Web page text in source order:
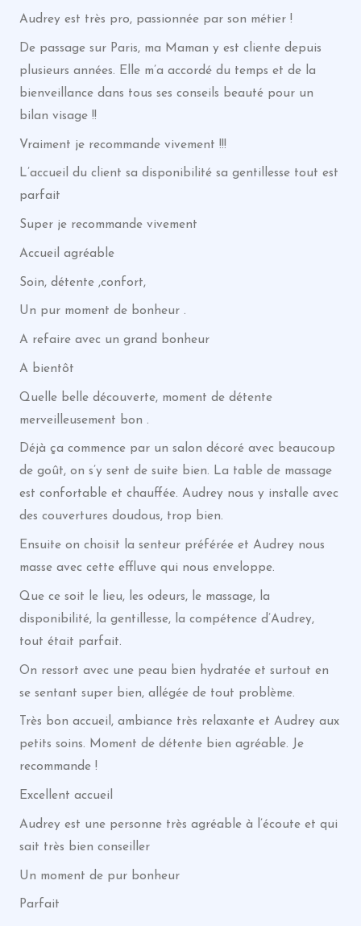
Audrey est très pro, passionnée par son métier !
De passage sur Paris, ma Maman y est cliente depuis
plusieurs années. Elle m’a accordé du temps et de la
bienveillance dans tous ses conseils beauté pour un
bilan visage !!
Vraiment je recommande vivement !!!
L’accueil du client sa disponibilité sa gentillesse tout est
parfait
Super je recommande vivement
Accueil agréable
Soin, détente ,confort,
Un pur moment de bonheur .
A refaire avec un grand bonheur
A bientôt
Quelle belle découverte, moment de détente
merveilleusement bon .
Déjà ça commence par un salon décoré avec beaucoup
de goût, on s’y sent de suite bien. La table de massage
est confortable et chauffée. Audrey nous y installe avec
des couvertures doudous, trop bien.
Ensuite on choisit la senteur préférée et Audrey nous
masse avec cette effluve qui nous enveloppe.
Que ce soit le lieu, les odeurs, le massage, la
disponibilité, la gentillesse, la compétence d’Audrey,
tout était parfait.
On ressort avec une peau bien hydratée et surtout en
se sentant super bien, allégée de tout problème.
Très bon accueil, ambiance très relaxante et Audrey aux
petits soins. Moment de détente bien agréable. Je
recommande !
Excellent accueil
Audrey est une personne très agréable à l’écoute et qui
sait très bien conseiller
Un moment de pur bonheur
Parfait